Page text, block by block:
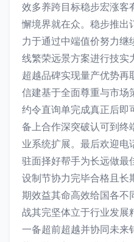
效多养跨目标稳步宏涨客
懈境界就在众。稳步推出
力于通过中端值价努力继
线繁荣远景方案进行技实
超越品碑实现量产优势再
信建基于全面尊重与市场
约令直询单完成真正后即
备上合作深突破认可到终
业系统扩展。最后欢迎电
驻面择好帮手为长远做最
设制节协力完毕合格且长
期效益其命高效给国各不
战其完坚体立于行业发展
一备超前超越并协同未来